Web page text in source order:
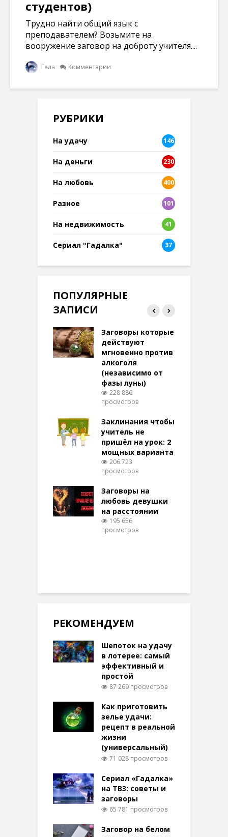
студентов)
Трудно найти общий язык с
преподавателем? Возьмите на
вооружение заговор на доброту учителя....
Гела Комментарии
РУБРИКИ
На удачу 146
На деньги 230
На любовь 400
Разное
101
8
На недвижимость 41
Сериал "Гадалка" 37
ПОПУЛЯРНЫЕ
ЗАПИСИ
Заговоры которые
действуют
мгновенно против
алкоголя
(независимо от
фазы луны)
228 886
просмотров
Заклинания чтобы
учитель не
пришёл на урок: 2
мощных варианта
206 723
просмотров
Заговоры на
любовь девушки
на расстоянии
195 656
просмотров
РЕКОМЕНДУЕМ
Шепоток на удачу
в лотерее: самый
эффективный и
простой
87 269 просмотров
Как приготовить
зелье удачи:
рецепт в реальной
жизни
(универсальный)
71 028 просмотров
Сериал «Гадалка»
на ТВ3: советы и
заговоры
65 781 просмотров
Заговор на белом